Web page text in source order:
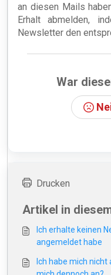
an diesen Mails
Erhalt abmelden,
Newsletter den
War
Drucken
Artikel in
Ich erhalte keinen
angemeldet habe
Ich habe mich